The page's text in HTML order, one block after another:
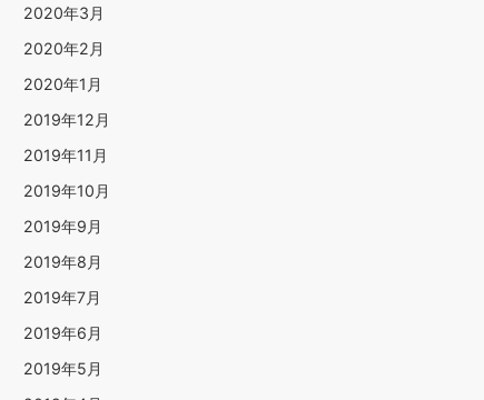
2020年3月
2020年2月
2020年1月
2019年12月
2019年11月
2019年10月
2019年9月
2019年8月
2019年7月
2019年6月
2019年5月